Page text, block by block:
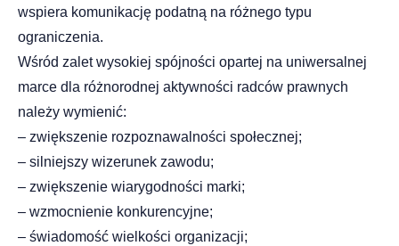
wspiera komunikację podatną na różnego typu
ograniczenia.
Wśród zalet wysokiej spójności opartej na uniwersalnej
marce dla różnorodnej aktywności radców prawnych
należy wymienić:
– zwiększenie rozpoznawalności społecznej;
– silniejszy wizerunek zawodu;
– zwiększenie wiarygodności marki;
– wzmocnienie konkurencyjne;
– świadomość wielkości organizacji;